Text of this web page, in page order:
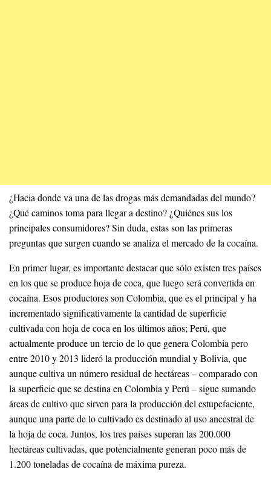
¿Hacia donde va una de las drogas más demandadas del mundo?
¿Qué caminos toma para llegar a destino? ¿Quiénes sus los
principales consumidores? Sin duda, estas son las primeras
preguntas que surgen cuando se analiza el mercado de la cocaína.
En primer lugar, es importante destacar que sólo existen tres países
en los que se produce hoja de coca, que luego será convertida en
cocaína. Esos productores son Colombia, que es el principal y ha
incrementado significativamente la cantidad de superficie
cultivada con hoja de coca en los últimos años; Perú, que
actualmente produce un tercio de lo que genera Colombia pero
entre 2010 y 2013 lideró la producción mundial y Bolivia, que
aunque cultiva un número residual de hectáreas – comparado con
la superficie que se destina en Colombia y Perú – sigue sumando
áreas de cultivo que sirven para la producción del estupefaciente,
aunque una parte de lo cultivado es destinado al uso ancestral de
la hoja de coca. Juntos, los tres países superan las 200.000
hectáreas cultivadas, que potencialmente generan poco más de
1.200 toneladas de cocaína de máxima pureza.